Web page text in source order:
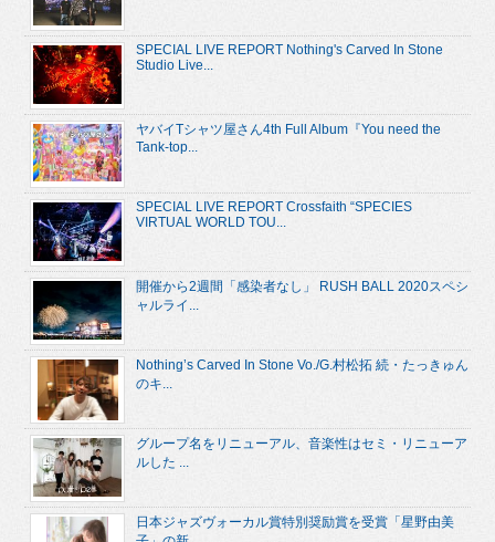
SPECIAL LIVE REPORT Nothing's Carved In Stone
Studio Live...
ヤバイTシャツ屋さん4th Full Album『You need the
Tank-top...
SPECIAL LIVE REPORT Crossfaith “SPECIES
VIRTUAL WORLD TOU...
開催から2週間「感染者なし」 RUSH BALL 2020スペシ
ャルライ...
Nothing’s Carved In Stone Vo./G.村松拓 続・たっきゅん
のキ...
グループ名をリニューアル、音楽性はセミ・リニューア
ルした ...
日本ジャズヴォーカル賞特別奨励賞を受賞「星野由美